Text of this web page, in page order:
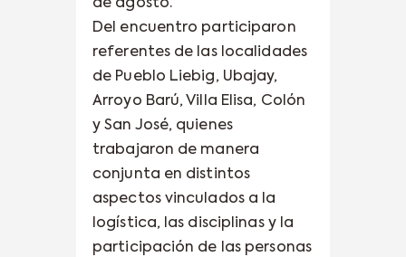
de agosto.
Del encuentro participaron
referentes de las localidades
de Pueblo Liebig, Ubajay,
Arroyo Barú, Villa Elisa, Colón
y San José, quienes
trabajaron de manera
conjunta en distintos
aspectos vinculados a la
logística, las disciplinas y la
participación de las personas